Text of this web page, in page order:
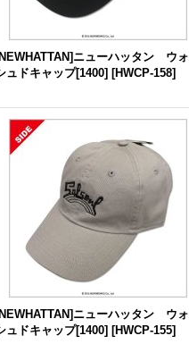
ニューハッタン ウ
ュドキャップ[1400] [HWCP-158]
ニューハッタン ウ
ュドキャップ[1400] [HWCP-155]